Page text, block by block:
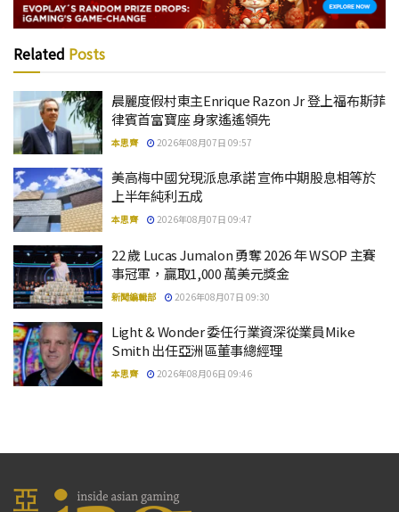
Related Posts
晨麗度假村東主Enrique Razon Jr 登上福布斯菲
律賓首富寶座 身家遙遙領先
本思齊 2026年08月07日 09:57
美高梅中國兌現派息承諾 宣佈中期股息相等於
上半年純利五成
本思齊 2026年08月07日 09:47
22 歲 Lucas Jumalon 勇奪 2026 年 WSOP 主賽
事冠軍，贏取1,000 萬美元獎金
新聞編輯部 2026年08月07日 09:30
Light & Wonder 委任行業資深從業員Mike
Smith 出任亞洲區董事總經理
本思齊 2026年08月06日 09:46